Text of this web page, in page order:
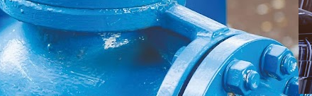
integrou, além de uma nova família de produtos, um novo